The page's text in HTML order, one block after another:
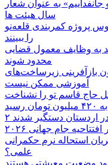
به عنوان شعار
سال هیئت ها
پروژه کمربندی قلعه‌نو
را ببینند
به وظایف معمول قضایی
محدود شوند
بازآفرینی زیرساخت‌های
آموزشی ممکن نیست
حاج قاسم تو را نشناخت
اردستان دستگیر شدند
جام جهانی ۲۰۲۶
استحاله نرم حکمرانی
علمی؟
وضعیت معیشتی هستند